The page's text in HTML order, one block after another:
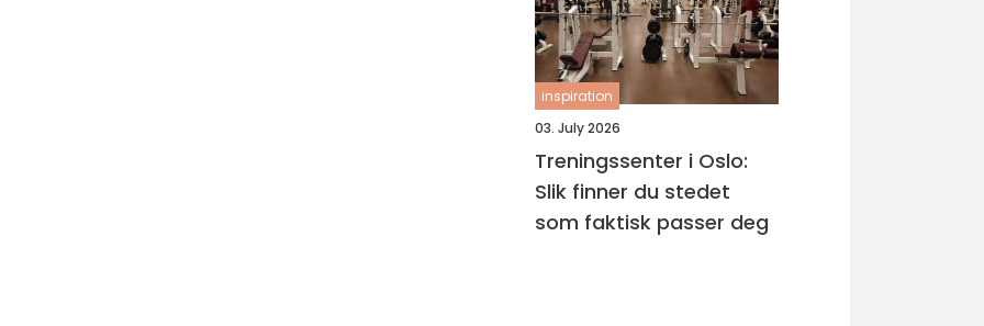
inspiration
03. July 2026
Treningssenter i Oslo:
Slik finner du stedet
som faktisk passer deg